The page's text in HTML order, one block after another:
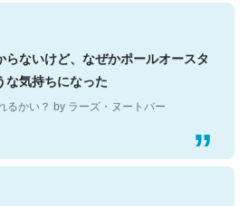
ないけど、なぜかポールオースタ
な気持ちになった
るかい？ by ラーズ・ヌートバー